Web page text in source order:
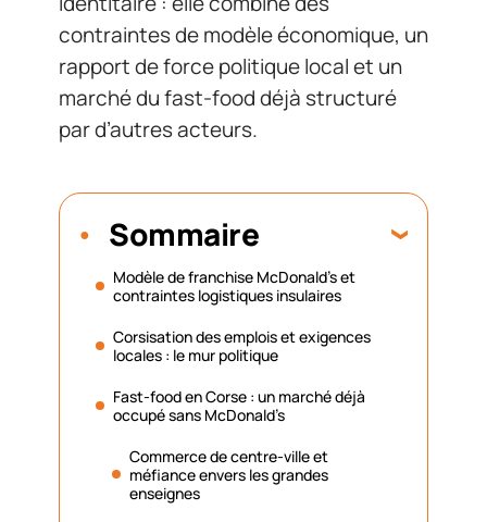
contraintes de modèle économique, un
rapport de force politique local et un
marché du fast-food déjà structuré
par d’autres acteurs.
Sommaire
Modèle de franchise McDonald’s et
contraintes logistiques insulaires
Corsisation des emplois et exigences
locales : le mur politique
Fast-food en Corse : un marché déjà
occupé sans McDonald’s
Commerce de centre-ville et
méfiance envers les grandes
enseignes